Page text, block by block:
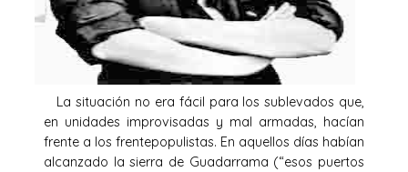
La situación no era fácil para los sublevados que,
en unidades improvisadas y mal armadas, hacían
frente a los frentepopulistas. En aquellos días habían
alcanzado la sierra de Guadarrama (“esos puertos